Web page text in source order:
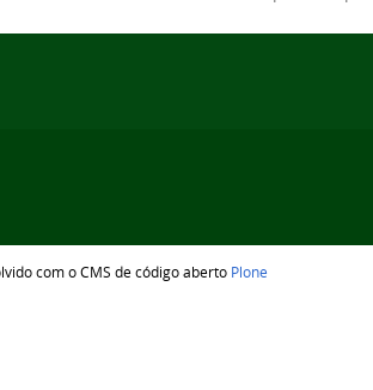
com o CMS de código aberto Plone